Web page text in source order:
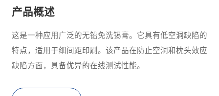
产品概述
这是一种应用广泛的无铅免洗锡膏。它具有低空洞缺陷的
特点，适用于细间距印刷。该产品在防止空洞和枕头效应
缺陷方面，具备优异的在线测试性能。